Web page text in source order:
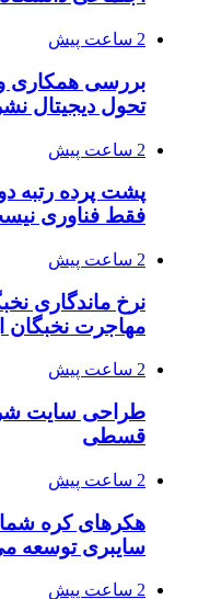
2 ساعت پیش
بررسی همکاری
تحول دیجیتال
2 ساعت پیش
پشت پرده رتبه
فقط فناوری
2 ساعت پیش
نرخ ماندگاری
مهاجرت نخبگان
2 ساعت پیش
طراحی سایت
قسطی
2 ساعت پیش
هکرهای کره
سایبری توسعه
2 ساعت پیش